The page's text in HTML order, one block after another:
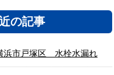
の記事
浜市戸塚区 水栓水漏れ